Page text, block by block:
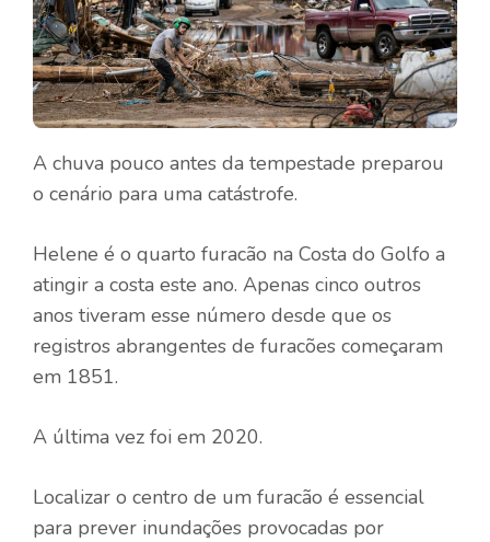
A chuva pouco antes da tempestade preparou
o cenário para uma catástrofe.
Helene é o quarto furacão na Costa do Golfo a
atingir a costa este ano. Apenas cinco outros
anos tiveram esse número desde que os
registros abrangentes de furacões começaram
em 1851.
A última vez foi em 2020.
Localizar o centro de um furacão é essencial
para prever inundações provocadas por